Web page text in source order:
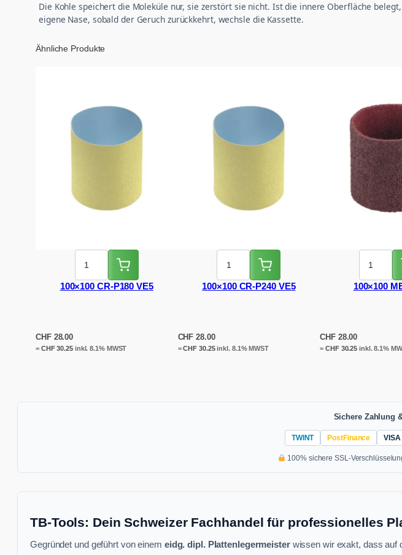
Die Kohle speichert die Moleküle nur, sie zerstört sie nicht. Ist die innere Oberfläche
eigene Nase, sobald der Geruch zurückkehrt, wechsle die Kassette.
Ähnliche Produkte
100×100 CR-P180 VE5
CHF28.00
= CHF30.25inkl. 8.1% MWST
100×100 CR-P240 VE5
CHF 28.00
=CHF 30.25inkl. 8.1% MWST
100×100
CHF28.00
= CHF30.25 inkl. 8.1%
Sichere Zahlung
TWINT PostFinance VISA
100% sichere SSL-
TB-Tools: Dein Schweizer Fachhandel für professionelles
Gegründet und geführt von einem eidg. dipl. Plattenlegermeisterwissen wir exakt, dass auf